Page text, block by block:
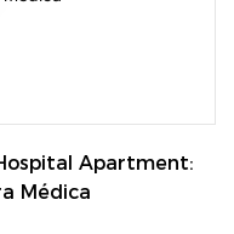
Apartment:
Médica